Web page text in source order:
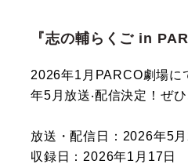
『志の輔らくご in
2026年1月PARCO劇場に
年5⽉放送‧配信決定！ぜ
放送・配信日：2026年5
収録日：2026年1月17日